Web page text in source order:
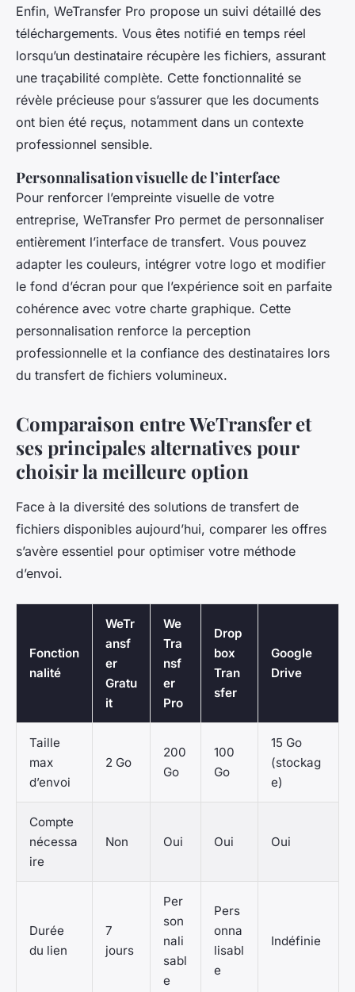
Enfin, WeTransfer Pro propose un suivi détaillé des
téléchargements. Vous êtes notifié en temps réel
lorsqu’un destinataire récupère les fichiers, assurant
une traçabilité complète. Cette fonctionnalité se
révèle précieuse pour s’assurer que les documents
ont bien été reçus, notamment dans un contexte
professionnel sensible.
Personnalisation visuelle de l’interface
Pour renforcer l’empreinte visuelle de votre
entreprise, WeTransfer Pro permet de personnaliser
entièrement l’interface de transfert. Vous pouvez
adapter les couleurs, intégrer votre logo et modifier
le fond d’écran pour que l’expérience soit en parfaite
cohérence avec votre charte graphique. Cette
personnalisation renforce la perception
professionnelle et la confiance des destinataires lors
du transfert de fichiers volumineux.
Comparaison entre WeTransfer et
ses principales alternatives pour
choisir la meilleure option
Face à la diversité des solutions de transfert de
fichiers disponibles aujourd’hui, comparer les offres
s’avère essentiel pour optimiser votre méthode
d’envoi.
Fonction
nalité
WeTr
ansf
er
Gratu
it
We
Tra
nsf
er
Pro
Drop
box
Tran
sfer
Google
Drive
Taille
max
d’envoi
2 Go
200
Go
100
Go
15 Go
(stockag
e)
Compte
nécessa
ire
Non Oui Oui Oui
Durée
du lien
7
jours
Per
son
nali
sabl
e
Pers
onna
lisabl
e
Indéfinie